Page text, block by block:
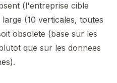
(l'entreprise cible
(10 verticales, toutes
obsolete (base sur les
que sur les donnees